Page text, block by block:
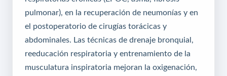
pulmonar), en la recuperación de neumonías y en
el postoperatorio de cirugías torácicas y
abdominales. Las técnicas de drenaje bronquial,
reeducación respiratoria y entrenamiento de la
musculatura inspiratoria mejoran la oxigenación,